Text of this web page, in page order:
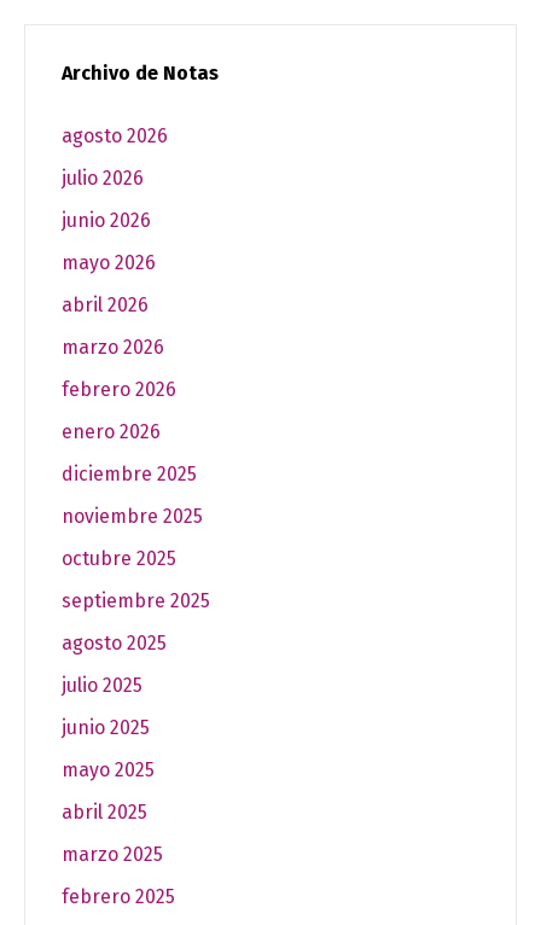
Archivo de Notas
agosto 2026
julio 2026
junio 2026
mayo 2026
abril 2026
marzo 2026
febrero 2026
enero 2026
diciembre 2025
noviembre 2025
octubre 2025
septiembre 2025
agosto 2025
julio 2025
junio 2025
mayo 2025
abril 2025
marzo 2025
febrero 2025